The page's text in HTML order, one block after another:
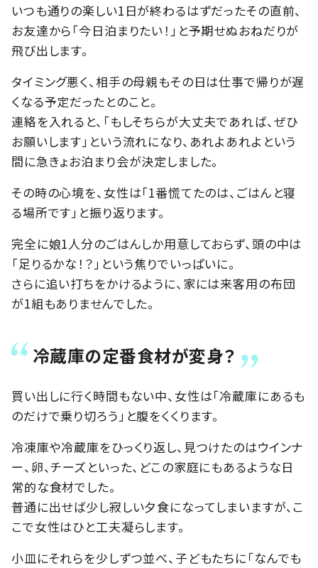
いつも通りの楽しい1日が終わるはずだったその直前、
お友達から「今日泊まりたい！」と予期せぬおねだりが
飛び出します。
タイミング悪く、相手の母親もその日は仕事で帰りが遅
くなる予定だったとのこと。
連絡を入れると、「もしそちらが大丈夫であれば、ぜひ
お願いします」という流れになり、あれよあれよという
間に急きょお泊まり会が決定しました。
その時の心境を、女性は「1番慌てたのは、ごはんと寝
る場所です」と振り返ります。
完全に娘1人分のごはんしか用意しておらず、頭の中は
「足りるかな！？」という焦りでいっぱいに。
さらに追い打ちをかけるように、家には来客用の布団
が1組もありませんでした。
冷蔵庫の定番食材が変身？
買い出しに行く時間もない中、女性は「冷蔵庫にあるも
のだけで乗り切ろう」と腹をくくります。
冷凍庫や冷蔵庫をひっくり返し、見つけたのはウインナ
ー、卵、チーズといった、どこの家庭にもあるような日
常的な食材でした。
普通に出せば少し寂しい夕食になってしまいますが、こ
こで女性はひと工夫凝らします。
小皿にそれらを少しずつ並べ、子どもたちに「なんでも